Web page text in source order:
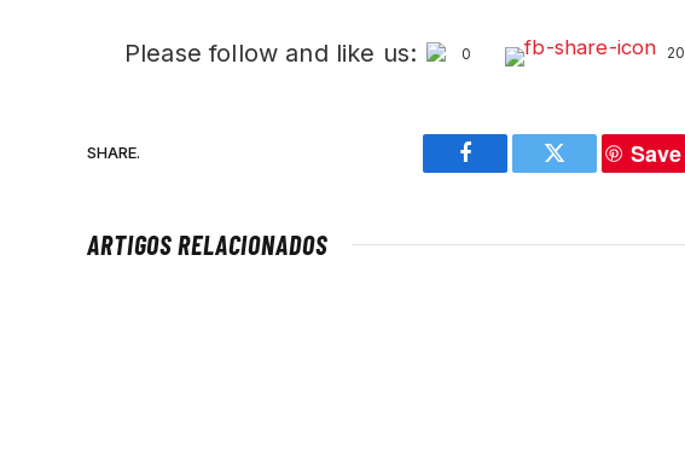
Please follow and like us: 0 20
SHARE.
Facebook Twitter
Save
ARTIGOS RELACIONADOS